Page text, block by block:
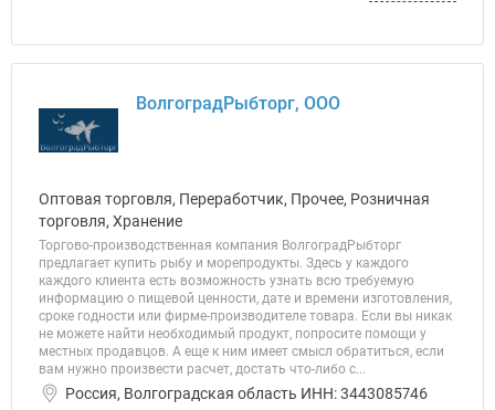
ВолгоградРыбторг, ООО
Оптовая торговля, Переработчик, Прочее, Розничная
торговля, Хранение
Торгово-производственная компания ВолгоградРыбторг
предлагает купить рыбу и морепродукты. Здесь у каждого
каждого клиента есть возможность узнать всю требуемую
информацию о пищевой ценности, дате и времени изготовления,
сроке годности или фирме-производителе товара. Если вы никак
не можете найти необходимый продукт, попросите помощи у
местных продавцов. А еще к ним имеет смысл обратиться, если
вам нужно произвести расчет, достать что-либо с...
Россия, Волгоградская область ИНН: 3443085746